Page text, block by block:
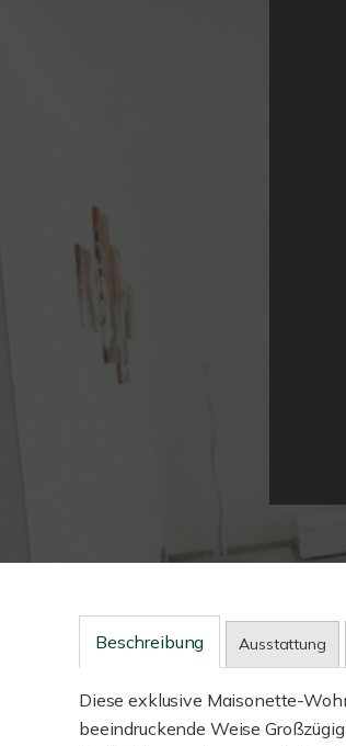
Beschreibung Ausstattung
Diese exklusive Maisonette-
beeindruckende Weise